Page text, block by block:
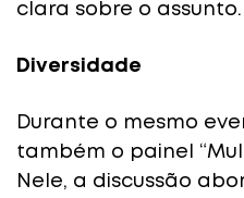
clara sobre o assunto.
Diversidade
Durante o mesmo
também o painel
Nele, a discussão